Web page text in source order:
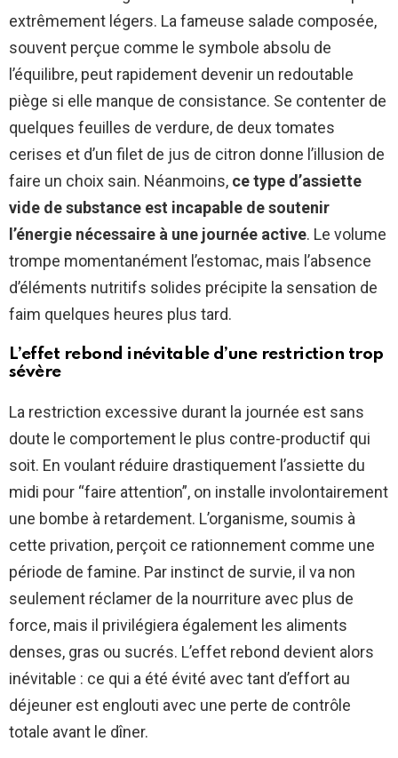
extrêmement légers. La fameuse salade composée,
souvent perçue comme le symbole absolu de
l’équilibre, peut rapidement devenir un redoutable
piège si elle manque de consistance. Se contenter de
quelques feuilles de verdure, de deux tomates
cerises et d’un filet de jus de citron donne l’illusion de
faire un choix sain. Néanmoins, ce type d’assiette
vide de substance est incapable de soutenir
l’énergie nécessaire à une journée active. Le volume
trompe momentanément l’estomac, mais l’absence
d’éléments nutritifs solides précipite la sensation de
faim quelques heures plus tard.
L’effet rebond inévitable d’une restriction trop
sévère
La restriction excessive durant la journée est sans
doute le comportement le plus contre-productif qui
soit. En voulant réduire drastiquement l’assiette du
midi pour “faire attention”, on installe involontairement
une bombe à retardement. L’organisme, soumis à
cette privation, perçoit ce rationnement comme une
période de famine. Par instinct de survie, il va non
seulement réclamer de la nourriture avec plus de
force, mais il privilégiera également les aliments
denses, gras ou sucrés. L’effet rebond devient alors
inévitable : ce qui a été évité avec tant d’effort au
déjeuner est englouti avec une perte de contrôle
totale avant le dîner.